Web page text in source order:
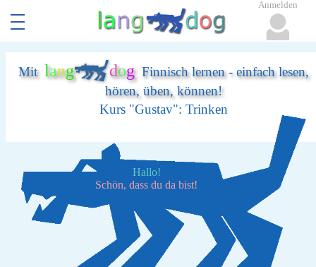
Mit lang dogFinnisch lernen - einfach lesen,
hören, üben, können!
Kurs "Gustav": Trinken
Hallo!
Schön, dass du da bist!
Anmelden